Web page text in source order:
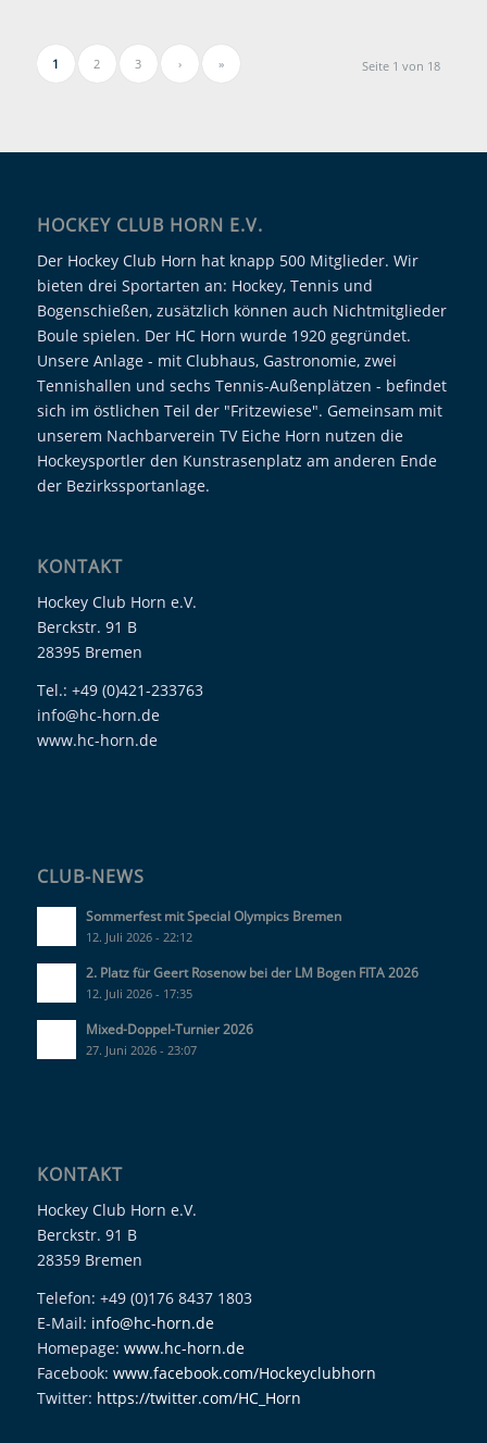
Seite 1 von 18
1 2 3 › »
HOCKEY CLUB HORN E.V.
Der Hockey Club Horn hat knapp 500 Mitglieder. Wir
bieten drei Sportarten an: Hockey, Tennis und
Bogenschießen, zusätzlich können auch Nichtmitglieder
Boule spielen. Der HC Horn wurde 1920 gegründet.
Unsere Anlage - mit Clubhaus, Gastronomie, zwei
Tennishallen und sechs Tennis-Außenplätzen - befindet
sich im östlichen Teil der "Fritzewiese". Gemeinsam mit
unserem Nachbarverein TV Eiche Horn nutzen die
Hockeysportler den Kunstrasenplatz am anderen Ende
der Bezirkssportanlage.
KONTAKT
Hockey Club Horn e.V.
Berckstr. 91 B
28395 Bremen
Tel.: +49 (0)421-233763
info@hc-horn.de
www.hc-horn.de
CLUB-NEWS
Sommerfest mit Special Olympics Bremen
12. Juli 2026 - 22:12
2. Platz für Geert Rosenow bei der LM Bogen FITA 2026
12. Juli 2026 - 17:35
Mixed-Doppel-Turnier 2026
27. Juni 2026 - 23:07
KONTAKT
Hockey Club Horn e.V.
Berckstr. 91 B
28359 Bremen
Telefon: +49 (0)176 8437 1803
E-Mail: info@hc-horn.de
Homepage: www.hc-horn.de
Facebook: www.facebook.com/Hockeyclubhorn
Twitter: https://twitter.com/HC_Horn